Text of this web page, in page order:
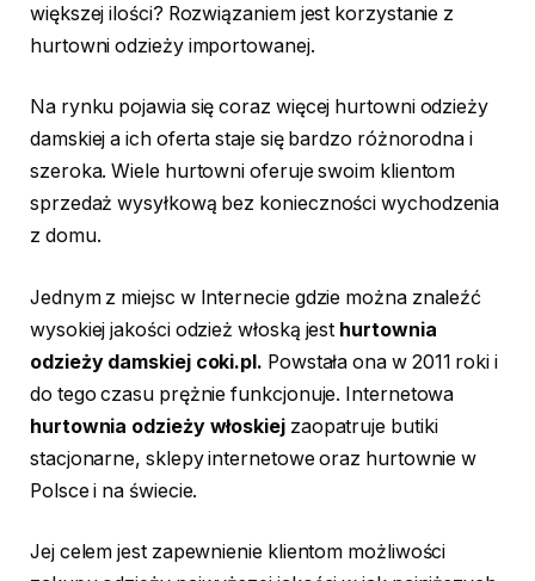
większej ilości? Rozwiązaniem jest korzystanie z
hurtowni odzieży importowanej.
Na rynku pojawia się coraz więcej hurtowni odzieży
damskiej a ich oferta staje się bardzo różnorodna i
szeroka. Wiele hurtowni oferuje swoim klientom
sprzedaż wysyłkową bez konieczności wychodzenia
z domu.
Jednym z miejsc w Internecie gdzie można znaleźć
wysokiej jakości odzież włoską jest hurtownia
odzieży damskiej coki.pl. Powstała ona w 2011 roki i
do tego czasu prężnie funkcjonuje. Internetowa
hurtownia odzieży włoskiejzaopatruje butiki
stacjonarne, sklepy internetowe oraz hurtownie w
Polsce i na świecie.
Jej celem jest zapewnienie klientom możliwości